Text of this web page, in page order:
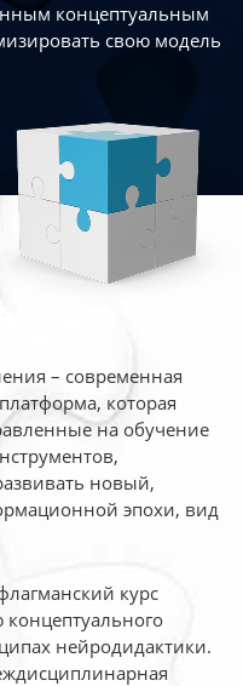
концептуальным
свою модель
– современная
которая
на обучение
новый,
эпохи, вид
курс
концептуального
нейродидактики.